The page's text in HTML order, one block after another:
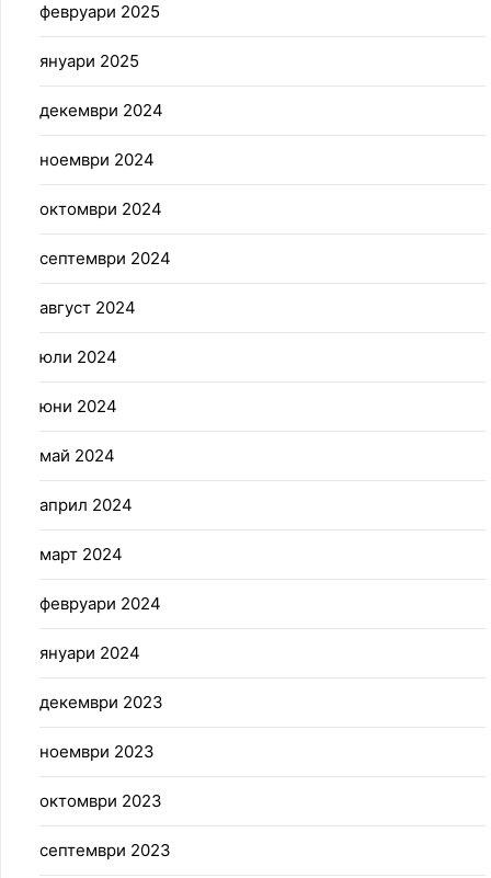
февруари 2025
януари 2025
декември 2024
ноември 2024
октомври 2024
септември 2024
август 2024
юли 2024
юни 2024
май 2024
април 2024
март 2024
февруари 2024
януари 2024
декември 2023
ноември 2023
октомври 2023
септември 2023